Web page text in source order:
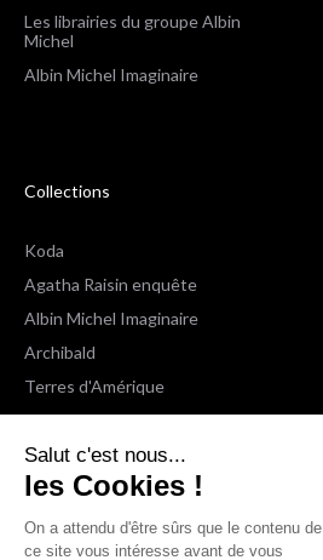
Salut c'est nous...
les Cookies !
On a attendu d'être sûrs que le contenu de
ce site vous intéresse avant de vous
Les librairies du groupe Albin
Michel
Albin Michel Imaginaire
Collections
Koda
Agatha Raisin enquête
Albin Michel Imaginaire
Archibald
Terres d'Amérique
Espaces Libres Poche
NOX
Wiz
Voir toutes les collections